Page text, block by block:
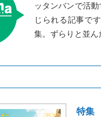
ッタンバンで活
じられる記事で
集。ずらりと並ん
特集